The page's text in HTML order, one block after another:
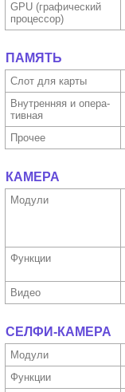
GPU (графи­ческий
процес­сор)
ПАМЯТЬ
Слот для карты
Внутрен­няя и опера­
тивная
Прочее
КАМЕРА
Модули
Функ­ции
Видео
СЕЛФИ-КАМЕРА
Модули
Функ­ции